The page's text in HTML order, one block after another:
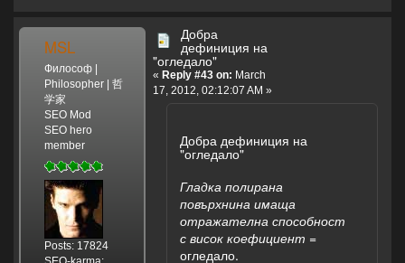
MSL
Философ |
Philosopher | 哲
学家
SEO Mod
SEO hero
member
Posts: 17824
Добра
дефиниция на
"огледало"
« Reply #43 on: March
17, 2012, 02:12:07 AM »
Добра дефиниция на
"огледало"
Гладка полирана
повърхнина имаща
отражателна способност
с висок коефициент =
огледало.